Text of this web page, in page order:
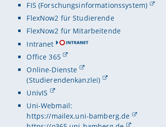
FIS (Forschungsinformationssystem)
FlexNow2 für Studierende
FlexNow2 für Mitarbeitende
Intranet
Office 365
Online-Dienste
(Studierendenkanzlei)
UnivIS
Uni-Webmail:
https://mailex.uni-bamberg.de